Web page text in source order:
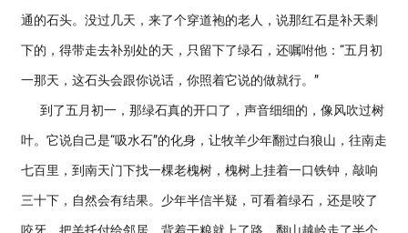
通的石头。没过几天，来了个穿道袍的老人，说那红石是补天剩
下的，得带走去补别处的天，只留下了绿石，还嘱咐他：“五月初
一那天，这石头会跟你说话，你照着它说的做就行。”
到了五月初一，那绿石真的开口了，声音细细的，像风吹过树
叶。它说自己是“吸水石”的化身，让牧羊少年翻过白狼山，往南走
七百里，到南天门下找一棵老槐树，槐树上挂着一口铁钟，敲响
三十下，自然会有结果。少年半信半疑，可看着绿石，还是咬了